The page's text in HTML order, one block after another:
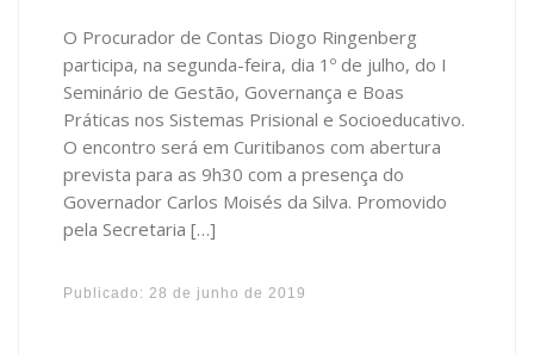
O Procurador de Contas Diogo Ringenberg
participa, na segunda-feira, dia 1º de julho, do I
Seminário de Gestão, Governança e Boas
Práticas nos Sistemas Prisional e Socioeducativo.
O encontro será em Curitibanos com abertura
prevista para as 9h30 com a presença do
Governador Carlos Moisés da Silva. Promovido
pela Secretaria […]
Publicado: 28 de junho de 2019